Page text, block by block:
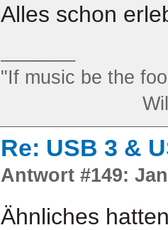
Alles schon
"If music be the
William
Re: USB 3 &
Antwort #149:
Ähnliches